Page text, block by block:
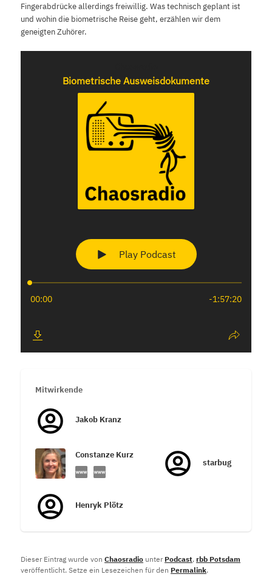
Fingerabdrücke allerdings freiwillig. Was technisch geplant ist
und wohin die biometrische Reise geht, erzählen wir dem
geneigten Zuhörer.
Mitwirkende
Jakob Kranz
Constanze Kurz
starbug
Henryk Plötz
Dieser Eintrag wurde vonChaosradio unter Podcast,rbb Potsdam
veröffentlicht. Setze ein Lesezeichen für den Permalink.